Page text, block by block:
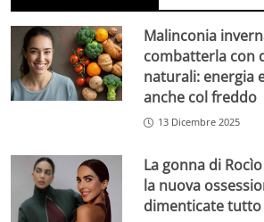
Malinconia
combatterla con
naturali: energia
anche col freddo
13 Dicembre 2025
La gonna di
la nuova
dimenticate